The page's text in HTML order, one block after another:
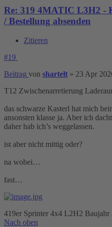
Re: 319 4MATIC L3H2 -
/ Bestellung absenden
Zitieren
#19
Beitrag von shartelt » 23 Apr
T12 Zwischenarretierung
das schwarze Kasterl hat mich
ansonsten klasse ja. Aber ich
daher hab ich’s weggelassen.
ist aber nicht mittig oder?
na wobei…
fast…
419er Sprinter 4x4 L2H2 Baujahr
Nach oben